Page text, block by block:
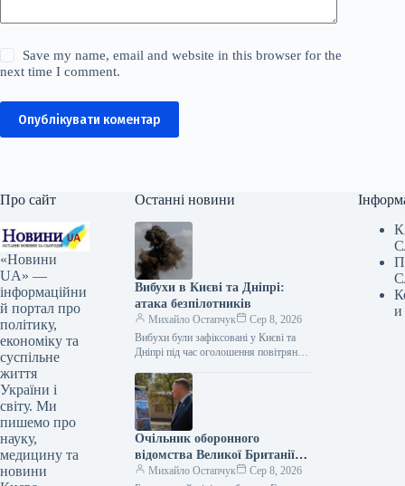
Save my name, email and website in this browser for the
next time I comment.
Опублікувати коментар
Про сайт
«Новини
UA» —
інформаційни
й портал про
політику,
економіку та
суспільне
життя
України і
світу. Ми
пишемо про
науку,
медицину та
новини
Останні новини
Вибухи в Києві та Дніпрі:
атака безпілотників
Михайло Остапчук
Сер 8, 2026
Вибухи були зафіксовані у Києві та
Дніпрі під час оголошення повітряної
підтверджують представники ЗМІ, які
працюють на…
Очільник оборонного
відомства Великої Британії
Грант Шеппс побував у Києві,
Михайло Остапчук
Сер 8, 2026
и